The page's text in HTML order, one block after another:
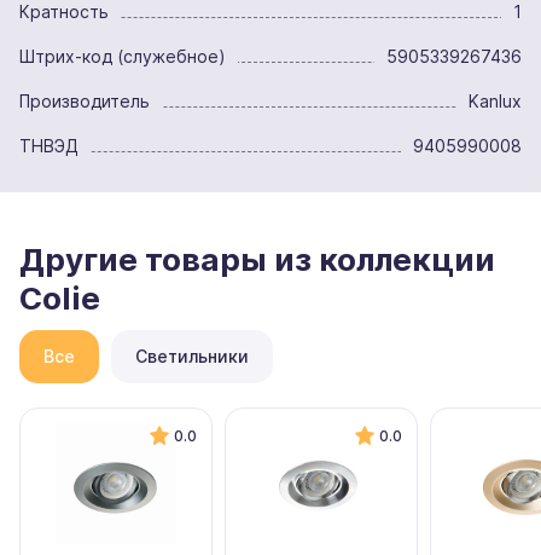
Кратность 1
Штрих-код (служебное) 5905339267436
Производитель Kanlux
ТНВЭД 9405990008
Другие товары из коллекции
Colie
Все Светильники
0.0 0.0